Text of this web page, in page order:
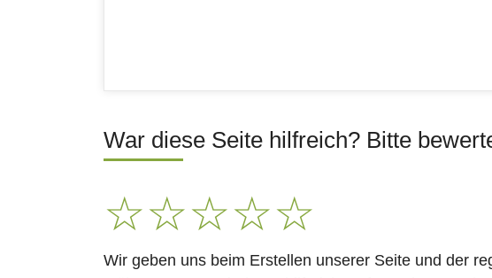
War diese Seite hilfreich? Bitte
☆☆☆☆☆
Wir geben uns beim Erstellen unserer Seite und der